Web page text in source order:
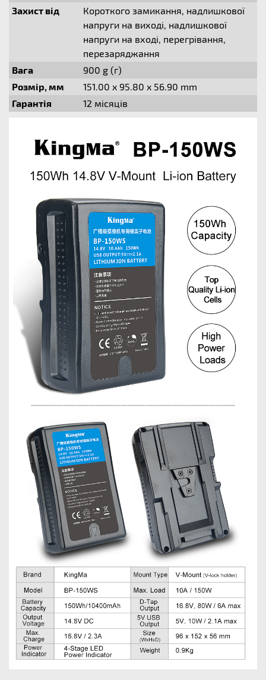
Захист від
Короткого замикання, надлишкової
напруги на виході, надлишкової
напруги на вході, перегрівання,
перезаряджання
Вага
900 g (г)
Розмір, мм
151.00 x 95.80 x 56.90 mm
Гарантія
12 місяців